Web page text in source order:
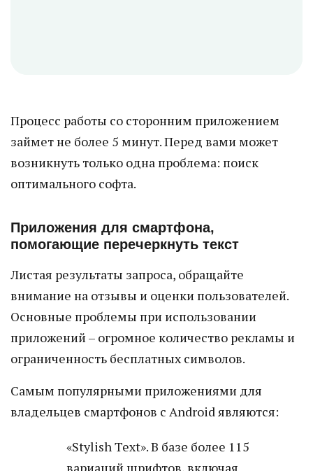
Процесс работы со сторонним приложением
займет не более 5 минут. Перед вами может
возникнуть только одна проблема: поиск
оптимального софта.
Приложения для смартфона,
помогающие перечеркнуть текст
Листая результаты запроса, обращайте
внимание на отзывы и оценки пользователей.
Основные проблемы при использовании
приложений – огромное количество рекламы и
ограниченность бесплатных символов.
Самым популярными приложениями для
владельцев смартфонов с Android являются:
«Stylish Text». В базе более 115
вариаций шрифтов, включая